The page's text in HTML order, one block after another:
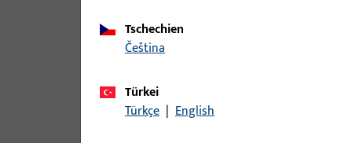
0-49448-30-0-0 Leistungserklärung EN 179 mit
Feuerschutz
Tschechien
čeština
Türkei
Türkçe | English